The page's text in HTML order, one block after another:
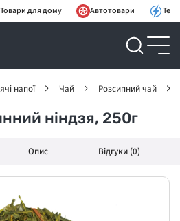
Товари для дому Автотовари
напої Чай Розсипний чай
ніндзя, 250г
Опис Відгуки (0)